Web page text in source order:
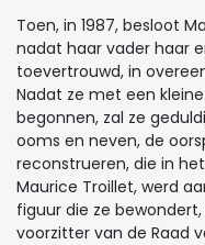
Toen, in 1987, besloot
nadat haar vader haar
toevertrouwd, in
Nadat ze met een
begonnen, zal ze
ooms en neven, de
reconstrueren, die in
Maurice Troillet, werd
figuur die ze
voorzitter van de Raad